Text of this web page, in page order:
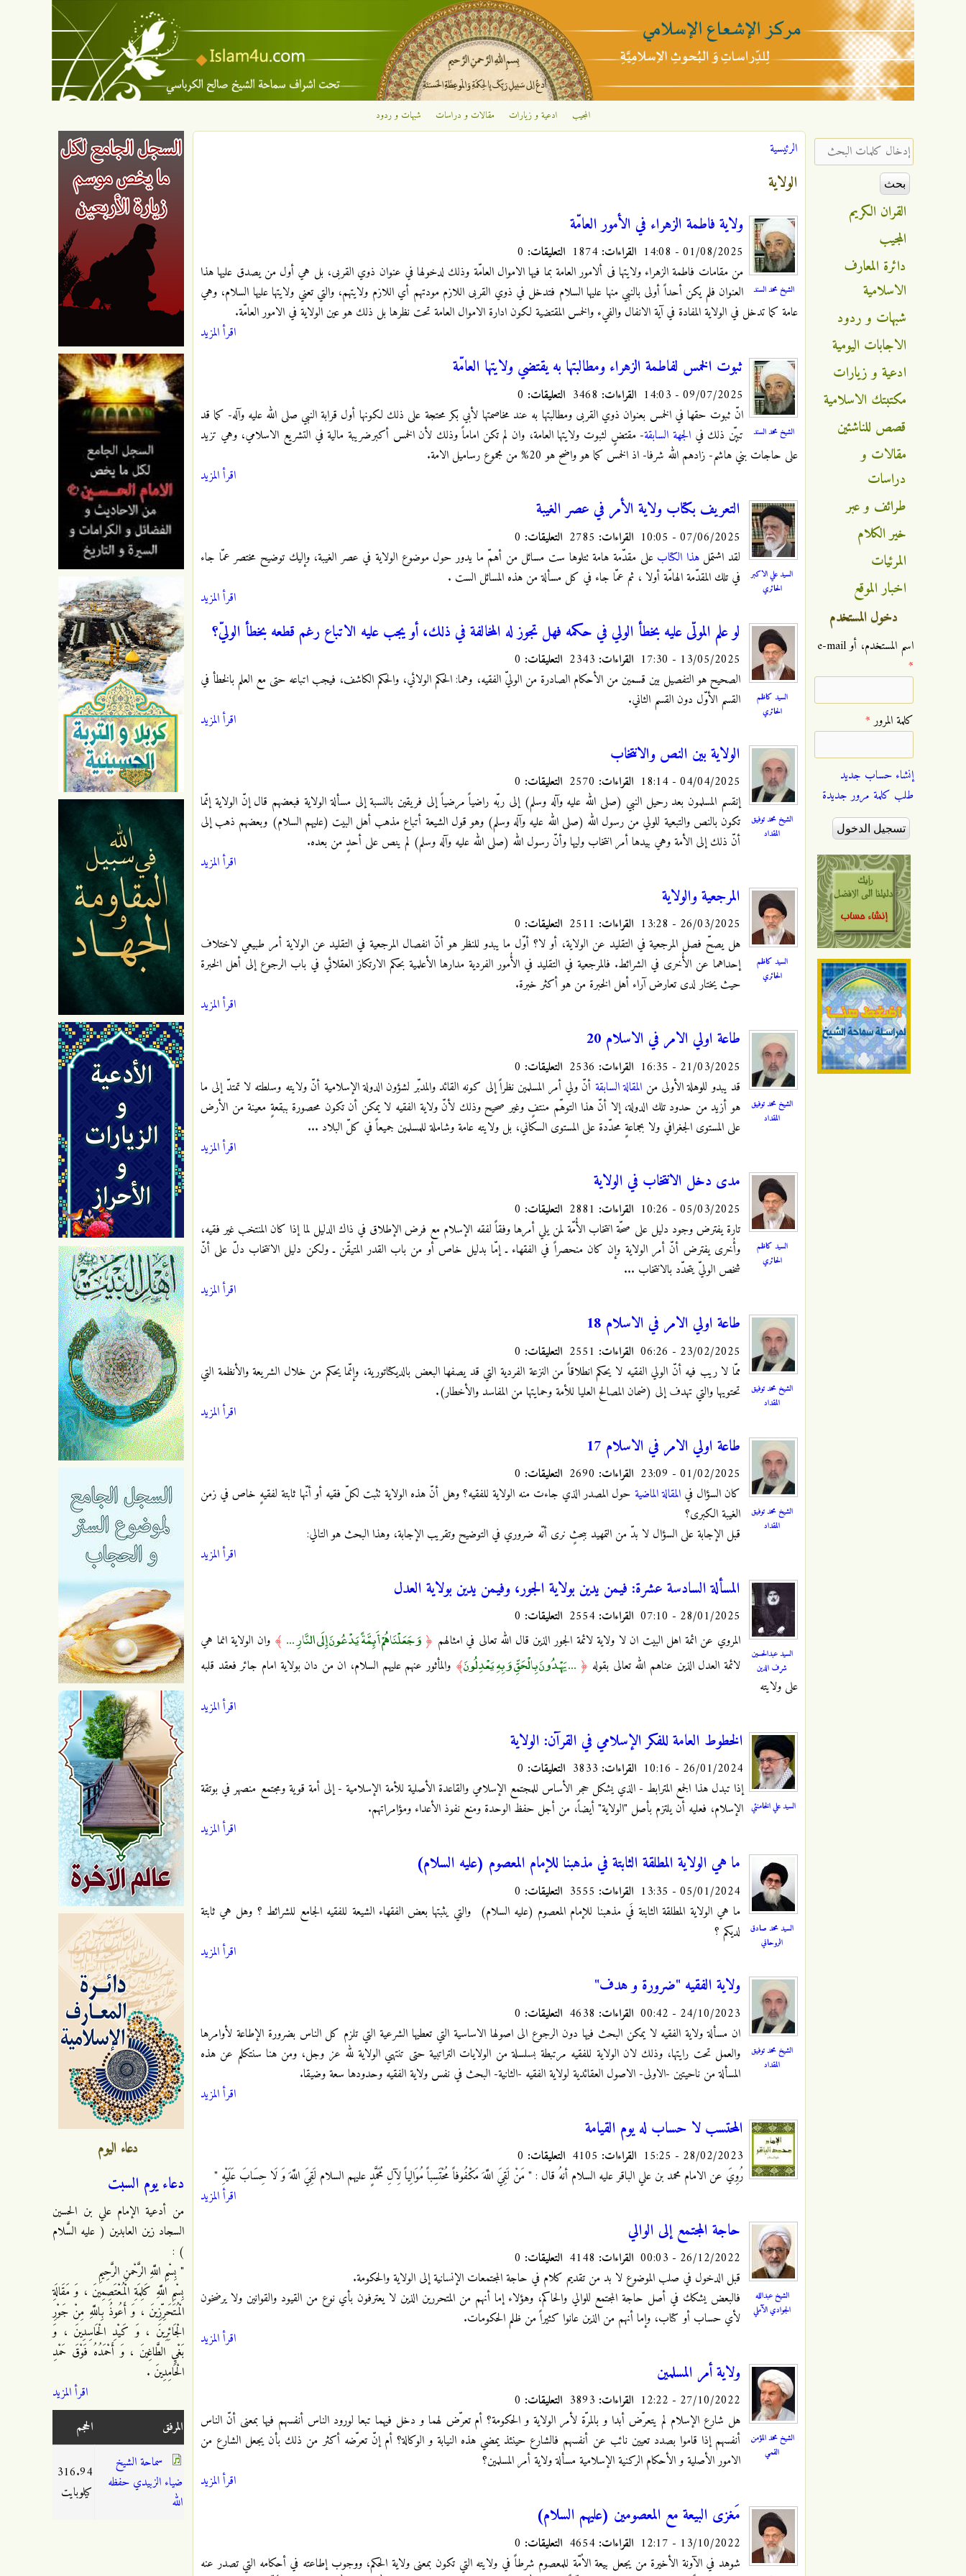
تجاوز إلى المحتوى الرئيسي
الإشعاع
الإسلامي
المجيب ادعية و زيارات مقالات و دراسات شبهات و ردود
أنت هنا
الرئيسية
الولاية
الشيخ محمد السند
ولاية فاطمة الزهراء في الأمور العامّة
01/08/2025 - 14:08 القراءات: التعليقات:
من مقامات فاطمة الزهراء ولايتها فى ألامور العامة بما فيها الاموال العامّة وذلك لدخولها في عنوان ذوي القربى، بل هي أول من يصدق عليها هذا
العنوان فلم يكن أحداً أولى بالنبي منها عليها السلام فتدخل في ذوي القربى اللازم مودتهم أي اللازم ولايتهم، والتي تعني ولايتها عليها السلام، وهي
عامة كما تدخل في الولاية المفادة في آية الانفال والفيء والخمس المقتضية لكون ادارة الاموال العامة تحت نظرها بل ذلك هو عين الولاية في الامور العامّة.
اقرأ المزيد
الشيخ محمد السند
ثبوت الخمس لفاطمة الزهراء ومطالبتها به يقتضي ولايتها العامّة
09/07/2025 - 14:03 القراءات: التعليقات:
انّ ثبوت حقها في الخمس بعنوان ذوي القربى ومطالبتها به عند مخاصمتها لأبي بكر محتجة على ذلك لكونها أول قرابة النبي صلى الله عليه وآله- كما قد
تبيّن ذلك فيالجهة السابقة- مقتضٍ لثبوت ولايتها العامة، وان لم تكن اماماً وذلك لأن الخمس أكبرضريبة مالية في التشريع الاسلامي، وهي تزيد
على حاجات بني هاشم- زادهم الله شرفا- اذ الخمس كما هو واضح هو 20% من مجموع رساميل الامة.
اقرأ المزيد
السيد علي الاكبر
الحائري
التعريف بكتاب ولاية الأمر في عصر الغيبة
07/06/2025 - 10:05 القراءات: التعليقات:
لقد اشتملهذا الكتاب على مقدّمة هامة تتلوها ست مسائل من أهمّ ما يدور حول موضوع الولاية في عصر الغيبة، وإليك توضيح مختصر عمّا جاء
في تلك المقدّمة الهامّة أولا ، ثم عمّا جاء في كل مسألة من هذه المسائل الست .
اقرأ المزيد
السيد كاظم
الحائري
لو علم المولّى عليه بخطأ الولي في حكمه فهل تجوز له المخالفة في ذلك، أو يجب عليه الاتباع رغم قطعه بخطأ الوليّ؟
13/05/2025 - 17:30 القراءات: التعليقات:
الصحيح هو التفصيل بين قسمين من الأحكام الصادرة من الوليّ الفقيه، وهما: الحكم الولائي، والحكم الكاشف، فيجب اتباعه حتى مع العلم بالخطأ في
القسم الأوّل دون القسم الثاني.
اقرأ المزيد
الشيخ محمد توفيق
المقداد
الولاية بين النص والانتخاب
04/04/2025 - 18:14 القراءات: التعليقات:
إنقسم المسلمون بعد رحيل النبي (صلى الله عليه وآله وسلم) إلى ربّه راضياً مرضياً إلى فريقين بالنسبة إلى مسألة الولاية فبعضهم قال إنّ الولاية إنّما
تكون بالنص والتبعية للولي من رسول الله (صلى الله عليه وآله وسلم) وهو قول الشيعة أتباع مذهب أهل البيت (عليهم السلام) وبعضهم ذهب إلى
أنّ ذلك إلى الأمة وهي بيدها أمر انتخاب وليها وأنّ رسول الله (صلى الله عليه وآله وسلم) لم ينص على أحدٍ من بعده.
اقرأ المزيد
السيد كاظم
الحائري
المرجعية والولاية
26/03/2025 - 13:28 القراءات: التعليقات:
هل يصحّ فصل المرجعية في التقليد عن الولاية، أو لا؟ أوّل ما يبدو للنظر هو أنّ انفصال المرجعية في التقليد عن الولاية أمر طبيعي لاختلاف
إحداهما عن الأُخرى في الشرائط. فالمرجعية في التقليد في الأُمور الفردية مدارها الأعلمية بحكم الارتكاز العقلائي في باب الرجوع إلى أهل الخبرة
حيث يختار لدى تعارض آراء أهل الخبرة من هو أكثر خبرة.
اقرأ المزيد
الشيخ محمد توفيق
المقداد
طاعة اولي الامر في الاسلام 20
21/03/2025 - 16:35 القراءات: التعليقات:
قد يبدو للوهلة الأولى من المقالة السابقة أنّ ولي أمر المسلمين نظراً إلى كونه القائد والمدبّر لشؤون الدولة الإسلامية أنّ ولايته وسلطته لا تمتدّ إلى ما
هو أزيد من حدود تلك الدولة، إلا أنّ هذا التوهّم منتفٍ وغير صحيح وذلك لأنّ ولاية الفقيه لا يمكن أن تكون محصورة ببقعةٍ معينة من الأرض
على المستوى الجغرافي ولا بجماعةٍ محدّدة على المستوى السكاني، بل ولايته عامة وشاملة للمسلمين جميعاً في كلّ البلاد ...
اقرأ المزيد
السيد كاظم
الحائري
مدى دخل الانتخاب في الولاية
05/03/2025 - 10:26 القراءات: التعليقات:
تارة يفترض وجود دليل على صحّة انتخاب الأُمّة لمن يلي أمرها وفقاً لفقه الإسلام مع فرض الإطلاق في ذاك الدليل لما إذا كان المنتخب غير فقيه،
وأُخرى يفترض أنّ أمر الولاية وإن كان منحصراً في الفقهاء ـ إمّا بدليل خاص أو من باب القدر المتيقّن ـ ولكن دليل الانتخاب دلّ على أنّ
شخص الوليّ يتحدّد بالانتخاب ...
اقرأ المزيد
الشيخ محمد توفيق
المقداد
طاعة اولي الامر في الاسلام 18
23/02/2025 - 06:26 القراءات: التعليقات:
ممّا لا ريب فيه أنّ الولي الفقيه لا يحكم انطلاقاً من النزعة الفردية التي قد يصفها البعض بالديكتاتورية، وإنّما يحكم من خلال الشريعة والأنظمة التي
تحتويها والتي تهدف إلى (ضمان المصالح العليا للأمة وحمايتها من المفاسد والأخطار).
اقرأ المزيد
الشيخ محمد توفيق
المقداد
طاعة اولي الامر في الاسلام 17
01/02/2025 - 23:09 القراءات: التعليقات:
كان السؤال فيالمقالة الماضية حول المصدر الذي جاءت منه الولاية للفقيه؟ وهل أنّ هذه الولاية تثبت لكلّ فقيه أو أنّها ثابتة لفقيهٍ خاص في زمن
الغيبة الكبرى؟
قبل الإجابة على السؤال لا بدّ من التمهيد ببحثٍ نرى أنّه ضروري في التوضيح وتقريب الإجابة، وهذا البحث هو التالي:
اقرأ المزيد
السيد عبدالحسين
شرف الدين
المسألة السادسة عشرة: فيمن يدين بولاية الجور، وفيمن يدين بولاية العدل
28/01/2025 - 07:10 القراءات: التعليقات:
المروي عن ائمة اهل البيت ان لا ولاية لائمة الجور الذين قال الله تعالى في امثالهم ﴿ وَجَعَلْنَاهُمْ أَئِمَّةً يَدْعُونَ إِلَى النَّارِ ... ﴾ وان الولاية انما هي
لائمة العدل الذين عناهم الله تعالى بقوله ﴿ ... يَهْدُونَ بِالْحَقِّ وَبِهِ يَعْدِلُونَ﴾ والمأثور عنهم عليهم السلام، ان من دان بولاية امام جائر فعقد قلبه
على ولايته
اقرأ المزيد
السيد علي الخامنئي
الخطوط العامة للفكر الإسلامي في القرآن: الولاية
26/01/2024 - 10:16 القراءات: التعليقات:
إذا تبدل هذا الجمع المترابط - الذي يشكل حجر الأساس للمجتمع الإسلامي والقاعدة الأصلية للأمة الإسلامية - إلى أمة قوية ومجتمع منصهر في بوتقة
الإسلام، فعليه أن يلتزم بأصل "الولاية" أيضاً، من أجل حفظ الوحدة ومنع نفوذ الأعداء ومؤامراتهم.
اقرأ المزيد
السيد محمد صادق
الروحاني
ما هي الولایة المطلقة الثابتة في مذهبنا للإمام المعصوم (عليه السلام)
05/01/2024 - 13:35 القراءات: التعليقات:
ما هي الولایة المطلقة الثابتة فَي مذهبنا للإمام المعصوم (عليه السلام) والتي یثبتها بعض الفقهاء الشیعة للفقیه الجامع للشرائط ؟ وهل هي ثابتة
لدیکم ؟
اقرأ المزيد
الشيخ محمد توفيق
المقداد
ولاية الفقيه "ضرورة و هدف"
24/10/2023 - 00:42 القراءات: التعليقات:
ان مسألة ولاية الفقيه لا يمكن البحث فيها دون الرجوع الى اصولها الاساسية التي تعطيها الشرعية التي تلزم كل الناس بضرورة الإطاعة لأوامرها
والعمل تحت رايتها، وذلك لان الولاية للفقيه مرتبطة بسلسلة من الولايات التراتبية حتى تنتهي الولاية لله عز وجل، ومن هنا سنتكلم عن هذه
المسألة من ناحيتين -الاولى- الاصول العقائدية لولاية الفقيه -الثانية- البحث في نفس ولاية الفقيه وحدودها سعة وضيقا.
اقرأ المزيد
المحتسب لا حساب له يوم القيامة
28/02/2023 - 15:25 القراءات: التعليقات:
رُوِيَ عن الامام محمد بن علي الباقر عليه السلام أنهُ قال : " مَنْ لَقِيَ اللَّهَ مَكْفُوفاً مُحْتَسِباً مُوَالِياً لِآلِ مُحَمَّدٍ عليهم السلام لَقِيَ اللَّهَ وَ لَا حِسَابَ عَلَيْهِ "
اقرأ المزيد
الشيخ عبدالله
الجوادي الآملي
حاجة المجتمع إلى الوالي
26/12/2022 - 00:03 القراءات: التعليقات:
قبل الدخول في صلب الموضوع لا بد من تقديم كلام في حاجة المجتمعات الإنسانية إلى الولاية والحكومة.
فالبعض يشكك في أصل حاجة المجتمع للوالي والحاكم، وهؤلاء إما أنهم من المتحررين الذين لا يعترفون بأي نوع من القيود والقوانين ولا يرضخون
لأي حساب أو كتاب، وإما أنهم من الذين عانوا كثيراً من ظلم الحكومات.
اقرأ المزيد
الشيخ محمد المؤمن
القمي
ولاية أمر المسلمين
27/10/2022 - 12:22 القراءات: التعليقات:
هل شارع الإسلام لم يتعرّض أبدا و بالمرّة لأمر الولاية و الحكومة؟ أم تعرّض لهما و دخل فيهما تبعا لورود الناس أنفسهم فيها بمعنى أنّ الناس
أنفسهم إذا قاموا بصدد تعيين نائب عن أنفسهم فالشارع حينئذ يمضي هذه النيابة و الوكالة؟ أم إنّ تعرّضه أكثر من ذلك بأن يجعل الشارع من
الامور الأصلية و الأحكام الركنية الإسلامية مسألة ولاية أمر المسلمين؟
اقرأ المزيد
مَغزى البيعة مع المعصومين (عليهم السلام)
13/10/2022 - 12:17 القراءات: التعليقات:
شوهد في الآونة الأخيرة من يجعل بيعة الاُمّة للمعصوم شرطاً في ولايته التي تكون بمعنى ولاية الحكم، ووجوب إطاعته في أحكامه التي تصدر عنه
دعاء اليوم
دعاء يوم السبت
من أدعية الإمام علي بن الحسين
السجاد زين العابدين ( عليه السَّلام
) :
" بِسْمِ اللَّهِ الرَّحْمنِ الرَّحِيمِ
بِسْمِ اللَّهِ كَلِمَةِ الْمُعْتَصِمِينَ ، وَ مَقَالَةِ
الْمُتَحَرِّزِينَ ، وَ أَعُوذُ بِاللَّهِ مِنْ جَوْرِ
الْجَائِرِينَ ، وَ كَيْدِ الْحَاسِدِينَ ، وَ
بَغْيِ الطَّاغِينَ ، وَ أَحْمَدُهُ فَوْقَ حَمْدِ
الْحَامِدِينَ .
اقرأ المزيد
المرفق
الحجم
سماحة الشيخ
ضياء الزبيدي حفظه
الله
316.94
كيلوبايت
‏إدخال كلمات البحث ‏
القران الكريم
المجيب
دائرة المعارف
الاسلامية
شبهات و ردود
الاجابات اليومية
ادعية و زيارات
مكتبتك الاسلامية
قصص للناشئين
مقالات و
دراسات
طرائف و عبر
خير الكلام
المرئيات
اخبار الموقع
دخول المستخدم
‏اسم المستخدم، أو e-mail
*
‏كلمة المرور ‏*
إنشاء حساب جديد
طلب كلمة مرور جديدة